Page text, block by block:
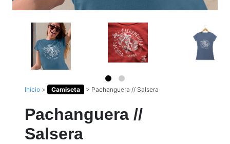
Início > Camiseta > Pachanguera // Salsera
Pachanguera //
Salsera